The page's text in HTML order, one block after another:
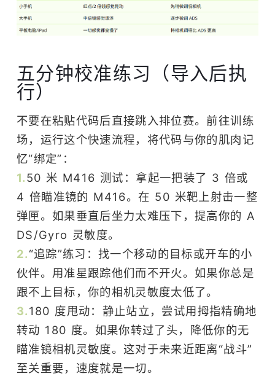
五分钟校准练习（导入后执
行）
不要在粘贴代码后直接跳入排位赛。前往训练
场，运行这个快速流程，将代码与你的肌肉记
忆“绑定”：
1.50 米 M416 测试：拿起一把装了 3 倍或
4 倍瞄准镜的 M416。在 50 米靶上射击一整
弹匣。如果垂直后坐力太难压下，提高你的 A
DS/Gyro 灵敏度。
2.“追踪”练习：找一个移动的目标或开车的小
伙伴。用准星跟踪他们而不开火。如果你总是
跟不上目标，你的相机灵敏度太低了。
3.180 度甩动：静止站立，尝试用拇指精确地
转动 180 度。如果你转过了头，降低你的无
瞄准镜相机灵敏度。这对于未来近距离“战斗”
至关重要，速度就是一切。